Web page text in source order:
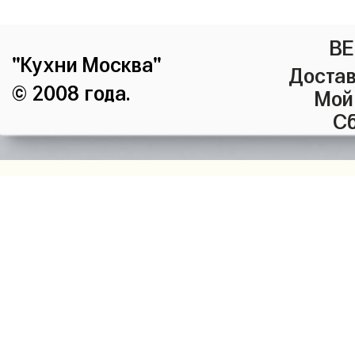
"Кухни Москва"
© 2008 года.